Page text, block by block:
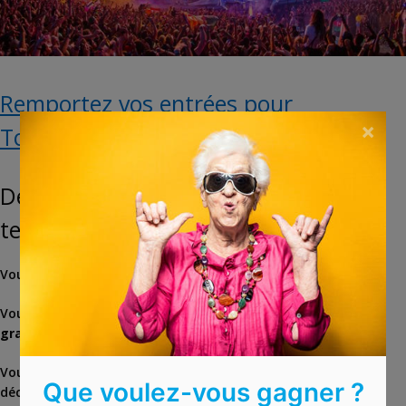
Remportez vos entrées pour
Tomorrowland
Désolé, le concours est maintenant
terminé.
Vous rêvez de vous rendre àTomorrowland?
Vous avez aujourd’hui la chance de gagner vosentrées
gratuites
festivald’exception !
Vous pourrez assister aux shows des plus grand DJ dans un
décor utopique.
Que voulez-vous gagner ?
×